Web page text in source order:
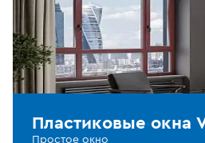
Пластиковые окна
Простое окно